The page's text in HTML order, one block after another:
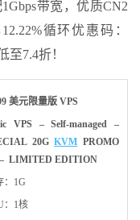
带宽，优质CN2
循环优惠码：
至7.4折！
美元限量版 VPS
VPS – Self-managed –
20GKVM PROMO
LIMITED EDITION
：1G
：1核